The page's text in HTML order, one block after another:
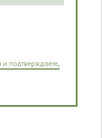
подтверждаете,